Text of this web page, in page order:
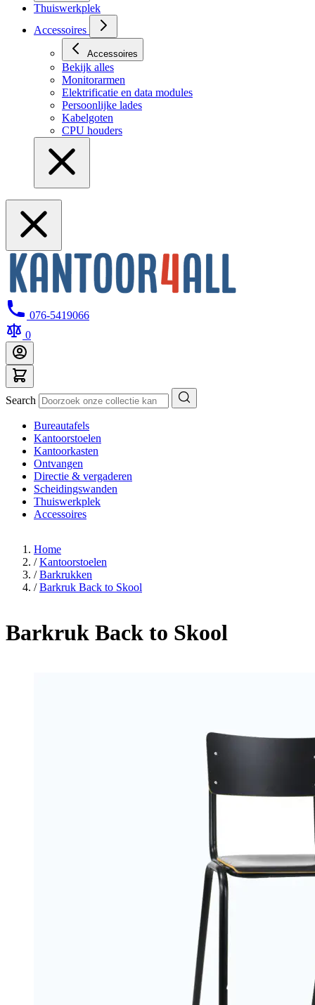
Thuiswerkplek
Accessoires
Accessoires
Bekijk alles
Monitorarmen
Elektrificatie en data modules
Persoonlijke lades
Kabelgoten
CPU houders
076-5419066
0
Search
Bureautafels
Kantoorstoelen
Kantoorkasten
Ontvangen
Directie & vergaderen
Scheidingswanden
Thuiswerkplek
Accessoires
Home
/ Kantoorstoelen
/ Barkrukken
/ Barkruk Back to Skool
Barkruk Back to Skool